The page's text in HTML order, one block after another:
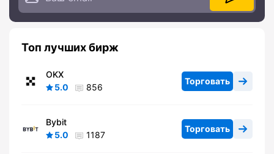
Топ лучших бирж
OKX
5.0
856
Торговать
Bybit
5.0
1187
Торговать